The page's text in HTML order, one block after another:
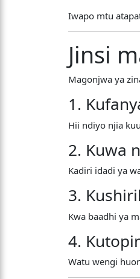
Iwapo mtu
Jinsi
Magonjwa ya
1.
Hii ndiyo njia
2. Kuwa
Kadiri idadi ya
3.
Kwa baadhi ya
4.
Watu wengi